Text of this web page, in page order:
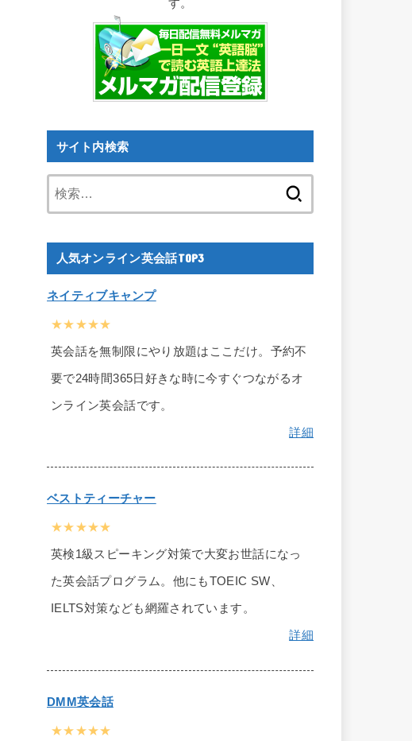
す。
サイト内検索
人気オンライン英会話TOP3
ネイティブキャンプ
★★★★★
英会話を無制限にやり放題はここだけ。予約不
要で24時間365日好きな時に今すぐつながるオ
ンライン英会話です。
詳細
ベストティーチャー
★★★★★
英検1級スピーキング対策で大変お世話になっ
た英会話プログラム。他にもTOEIC SW、
IELTS対策なども網羅されています。
詳細
DMM英会話
★★★★★